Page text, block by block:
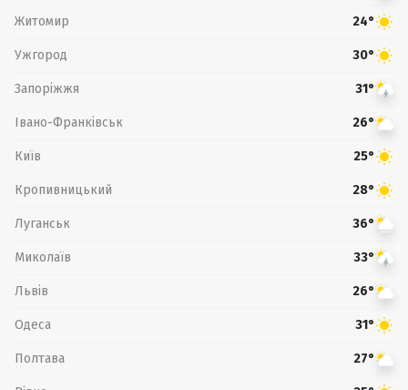
Житомир 24°
Ужгород 30°
Запоріжжя 31°
Івано-Франківськ 26°
Київ 25°
Кропивницький 28°
Луганськ 36°
Миколаїв 33°
Львів 26°
Одеса 31°
Полтава 27°